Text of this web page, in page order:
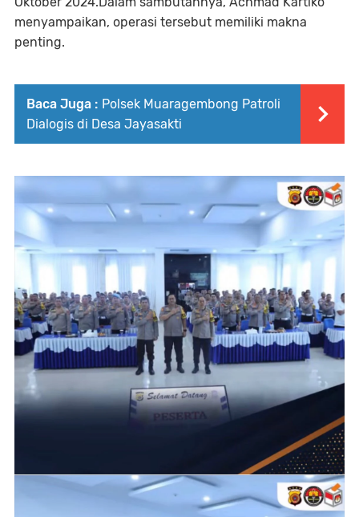
menyampaikan, operasi tersebut memiliki makna
penting.
Baca Juga : Polsek Muaragembong Patroli
Dialogis di Desa Jayasakti